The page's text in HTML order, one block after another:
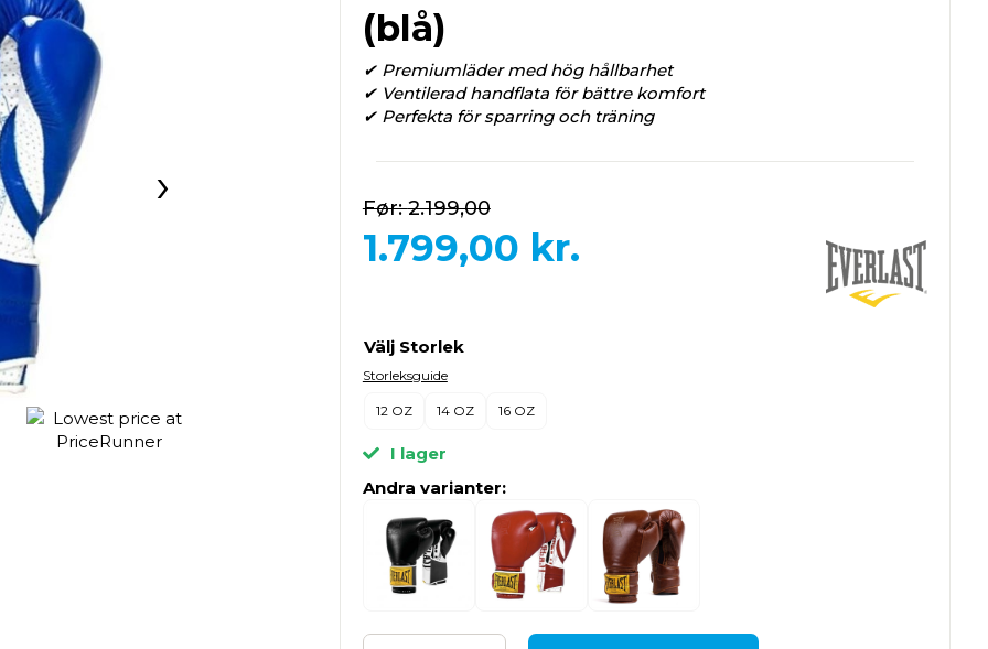
›
(blå)
✔ Premiumläder med hög hållbarhet
✔ Ventilerad handflata för bättre komfort
✔ Perfekta för sparring och träning
2.199,00
1.799,00 kr.
Storleksguide
Välj Storlek
12 OZ 14 OZ 16 OZ
I lager
Andra varianter: